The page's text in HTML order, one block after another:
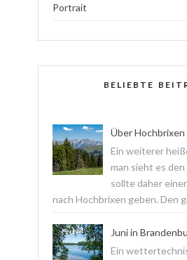
Portrait
BELIEBTE
Über Hochbrixen
Ein weiterer
man sieht es
sollte daher
nach Hochbrixen geben. Den
Juni in
Ein